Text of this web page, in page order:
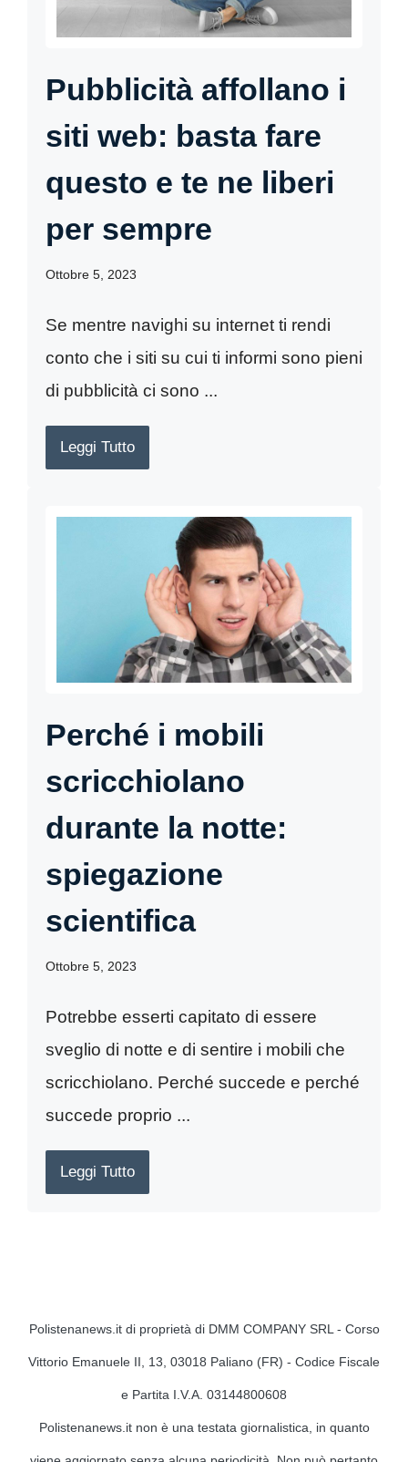
Pubblicità affollano i
siti web: basta fare
questo e te ne liberi
per sempre
Ottobre 5, 2023
Se mentre navighi su internet ti rendi
conto che i siti su cui ti informi sono pieni
di pubblicità ci sono ...
Leggi Tutto
Perché i mobili
scricchiolano
durante la notte:
spiegazione
scientifica
Ottobre 5, 2023
Potrebbe esserti capitato di essere
sveglio di notte e di sentire i mobili che
scricchiolano. Perché succede e perché
succede proprio ...
Leggi Tutto
Polistenanews.it di proprietà di DMM COMPANY SRL - Corso
Vittorio Emanuele II, 13, 03018 Paliano (FR) - Codice Fiscale
e Partita I.V.A. 03144800608
Polistenanews.it non è una testata giornalistica, in quanto